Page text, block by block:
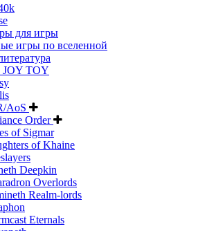
для игры
игры по вселенной
TOY
AoS
Order
of Sigmar
of Khaine
Deepkin
Overlords
Realm-lords
Eternals